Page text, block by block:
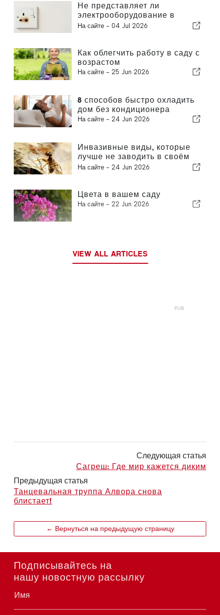
Не представляет ли
электрооборудование в
вашем доме опасности?
На сайте - 04 Jul 2026
Как облегчить работу в саду с
возрастом
На сайте - 25 Jun 2026
8 способов быстро охладить
дом без кондиционера
На сайте - 24 Jun 2026
Инвазивные виды, которые
лучше не заводить в своём
саду
На сайте - 24 Jun 2026
Цвета в вашем саду
На сайте - 22 Jun 2026
VIEW ALL ARTICLES
Следующая статья
Сагреш: Где мир кажется диким
Предыдущая статья
Танцевальная труппа Алвора снова
блистает!
← Вернуться на предыдущую страницу
Подписывайтесь на
нашу новостную рассылку
Имя